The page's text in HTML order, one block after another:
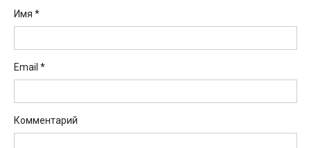
Имя *
Email *
Комментарий